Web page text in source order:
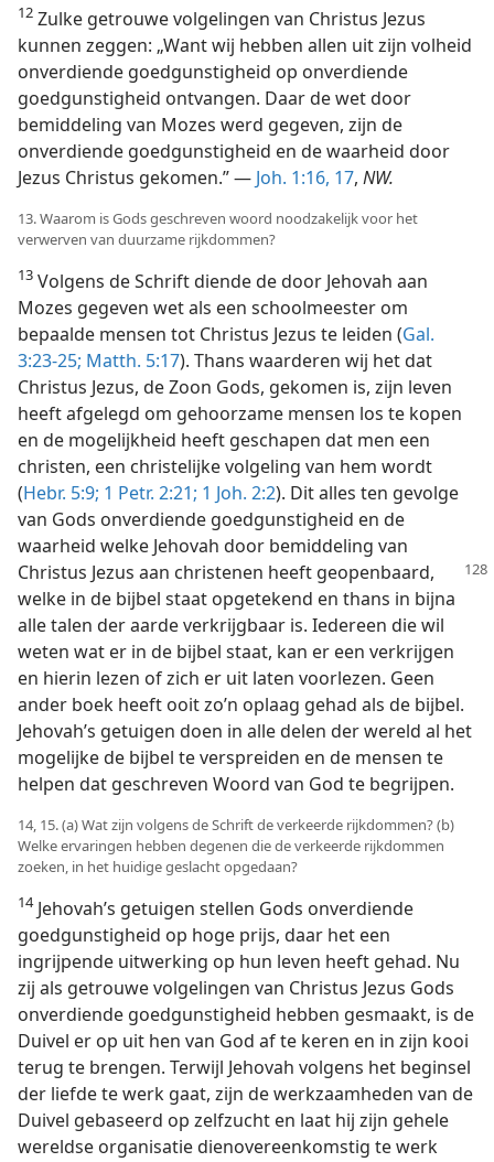
12 Zulke getrouwe volgelingen van Christus Jezus
kunnen zeggen: „Want wij hebben allen uit zijn volheid
onverdiende goedgunstigheid op onverdiende
goedgunstigheid ontvangen. Daar de wet door
bemiddeling van Mozes werd gegeven, zijn de
onverdiende goedgunstigheid en de waarheid door
Jezus Christus gekomen.” — Joh. 1:16, 17, NW.
13. Waarom is Gods geschreven woord noodzakelijk voor het
verwerven van duurzame rijkdommen?
13 Volgens de Schrift diende de door Jehovah aan
Mozes gegeven wet als een schoolmeester om
bepaalde mensen tot Christus Jezus te leiden (Gal.
3:23-25; Matth. 5:17). Thans waarderen wij het dat
Christus Jezus, de Zoon Gods, gekomen is, zijn leven
heeft afgelegd om gehoorzame mensen los te kopen
en de mogelijkheid heeft geschapen dat men een
christen, een christelijke volgeling van hem wordt
(Hebr. 5:9; 1 Petr. 2:21; 1 Joh. 2:2). Dit alles ten gevolge
van Gods onverdiende goedgunstigheid en de
waarheid welke Jehovah door bemiddeling van
Christus Jezus aan christenen heeft geopenbaard,
welke in de bijbel staat opgetekend en thans in bijna
alle talen der aarde verkrijgbaar is. Iedereen die wil
weten wat er in de bijbel staat, kan er een verkrijgen
en hierin lezen of zich er uit laten voorlezen. Geen
ander boek heeft ooit zo’n oplaag gehad als de bijbel.
Jehovah’s getuigen doen in alle delen der wereld al het
mogelijke de bijbel te verspreiden en de mensen te
helpen dat geschreven Woord van God te begrijpen.
14, 15. (a) Wat zijn volgens de Schrift de verkeerde rijkdommen? (b)
Welke ervaringen hebben degenen die de verkeerde rijkdommen
zoeken, in het huidige geslacht opgedaan?
14Jehovah’s getuigen stellen Gods onverdiende
goedgunstigheid op hoge prijs, daar het een
ingrijpende uitwerking op hun leven heeft gehad. Nu
zij als getrouwe volgelingen van Christus Jezus Gods
onverdiende goedgunstigheid hebben gesmaakt, is de
Duivel er op uit hen van God af te keren en in zijn kooi
terug te brengen. Terwijl Jehovah volgens het beginsel
der liefde te werk gaat, zijn de werkzaamheden van de
Duivel gebaseerd op zelfzucht en laat hij zijn gehele
wereldse organisatie dienovereenkomstig te werk